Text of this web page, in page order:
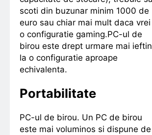
scoti din buzunar minim 1000 de
euro sau chiar mai mult daca vrei
o configuratie gaming.PC-ul de
birou este drept urmare mai ieftin
la o configuratie aproape
echivalenta.
Portabilitate
PC-ul de birou. Un PC de birou
este mai voluminos si dispune de